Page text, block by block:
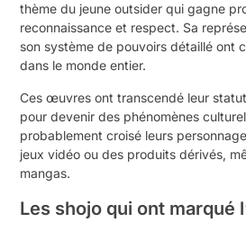
thème du jeune outsider qui gagne
reconnaissance et respect. Sa
son système de pouvoirs détaillé ont
dans le monde entier.
Ces œuvres ont transcendé leur
pour devenir des phénomènes
probablement croisé leurs
jeux vidéo ou des produits dérivés,
mangas.
Les shojo qui ont marqué